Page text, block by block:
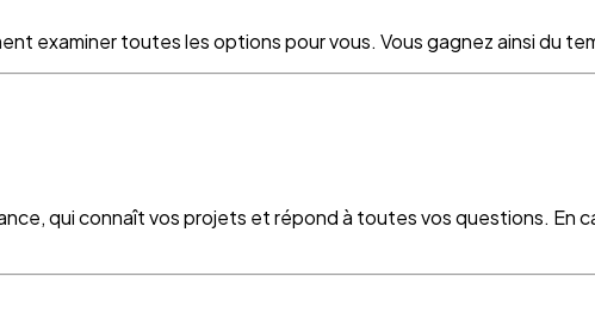
examiner toutes les options pour vous. Vous gagnez ainsi du
qui connaît vos projets et répond à toutes vos questions. En